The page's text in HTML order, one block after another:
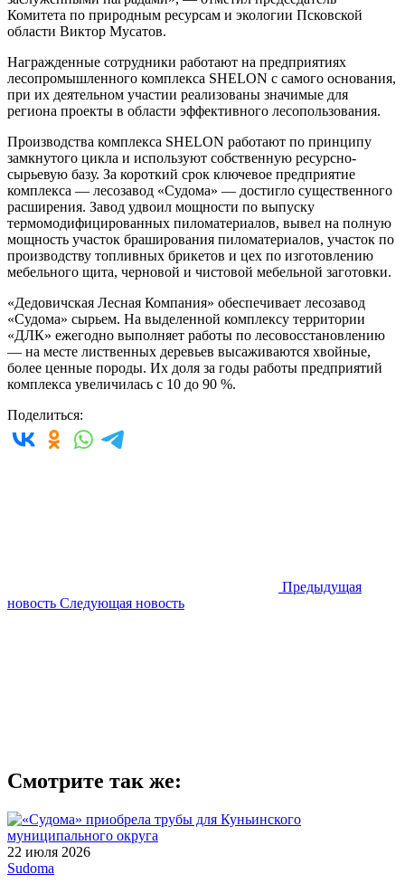
Комитета по природным ресурсам и экологии Псковской
области Виктор Мусатов.
Награжденные сотрудники работают на предприятиях
лесопромышленного комплекса SHELON c самого основания,
при их деятельном участии реализованы значимые для
региона проекты в области эффективного лесопользования.
Производства комплекса SHELON работают по принципу
замкнутого цикла и используют собственную ресурсно-
сырьевую базу. За короткий срок ключевое предприятие
комплекса — лесозавод «Судома» — достигло существенного
расширения. Завод удвоил мощности по выпуску
термомодифицированных пиломатериалов, вывел на полную
мощность участок браширования пиломатериалов, участок по
производству топливных брикетов и цех по изготовлению
мебельного щита, черновой и чистовой мебельной заготовки.
«Дедовичская Лесная Компания» обеспечивает лесозавод
«Судома» сырьем. На выделенной комплексу территории
«ДЛК» ежегодно выполняет работы по лесовосстановлению
— на месте лиственных деревьев высаживаются хвойные,
более ценные породы. Их доля за годы работы предприятий
комплекса увеличилась с 10 до 90 %.
Поделиться:
Предыдущая
новость Следующая новость
Смотрите так же:
22 июля 2026
Sudoma